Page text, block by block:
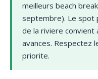
meilleurs beach
septembre). Le spot
de la riviere
avances. Respectez
priorite.